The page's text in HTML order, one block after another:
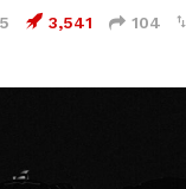
3,541 104